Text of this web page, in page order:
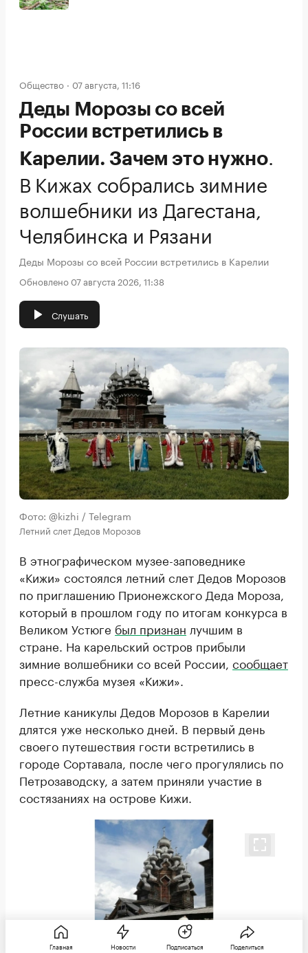
Общество 07 августа, 11:16
Деды Морозы со всей
России встретились в
Карелии. Зачем это нужно.
В Кижах собрались зимние
волшебники из Дагестана,
Челябинска и Рязани
Деды Морозы со всей России встретились в Карелии
Обновлено 07 августа 2026, 11:38
Слушать
Фото: @kizhi / Telegram
Летний слет Дедов Морозов
В этнографическом музее-заповеднике
«Кижи» состоялся летний слет Дедов Морозов
по приглашению Прионежского Деда Мороза,
который в прошлом году по итогам конкурса в
Великом Устюге был признан лучшим в
стране. На карельский остров прибыли
зимние волшебники со всей России, сообщает
пресс-служба музея «Кижи».
Летние каникулы Дедов Морозов в Карелии
длятся уже несколько дней. В первый день
своего путешествия гости встретились в
городе Сортавала, после чего прогулялись по
Петрозаводску, а затем приняли участие в
состязаниях на острове Кижи.
Главная Новости Подписаться Поделиться